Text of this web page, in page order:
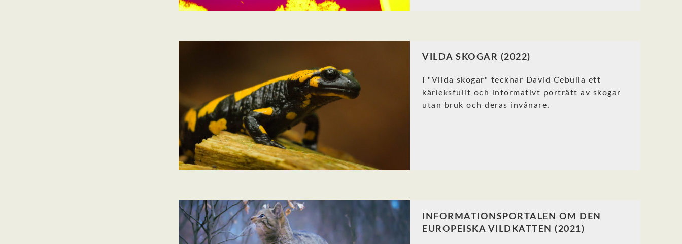
VILDA SKOGAR (2022)
I "Vilda skogar" tecknar David Cebulla ett
kärleksfullt och informativt porträtt av skogar
utan bruk och deras invånare.
INFORMATIONSPORTALEN OM DEN
EUROPEISKA VILDKATTEN (2021)